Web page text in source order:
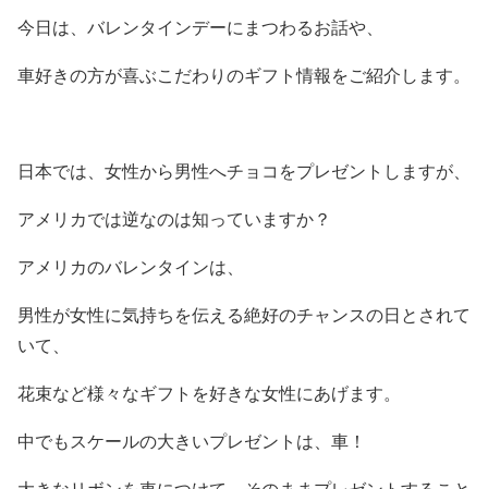
今日は、バレンタインデーにまつわるお話や、
車好きの方が喜ぶこだわりのギフト情報をご紹介します。
日本では、女性から男性へチョコをプレゼントしますが、
アメリカでは逆なのは知っていますか？
アメリカのバレンタインは、
男性が女性に気持ちを伝える絶好のチャンスの日とされて
いて、
花束など様々なギフトを好きな女性にあげます。
中でもスケールの大きいプレゼントは、車！